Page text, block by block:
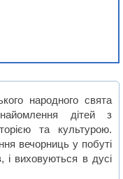
народного свята
дітей з
та культурою.
вечорниць у побуті
і виховуються в дусі